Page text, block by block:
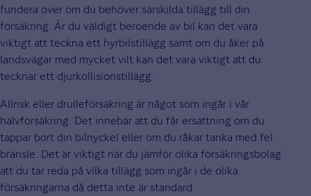
fundera över om du behöver särskilda tillägg till din
försäkring. Är du väldigt beroende av bil kan det vara
viktigt att teckna ett hyrbilstillägg samt om du åker på
landsvägar med mycket vilt kan det vara viktigt att du
tecknar ett djurkollisionstillägg.
Allrisk eller drulleförsäkring är något som ingår i vår
halvförsäkring. Det innebär att du får ersättning om du
tappar bort din bilnyckel eller om du råkar tanka med fel
bränsle. Det är viktigt när du jämför olika försäkringsbolag
att du tar reda på vilka tillägg som ingår i de olika
försäkringarna då detta inte är standard.